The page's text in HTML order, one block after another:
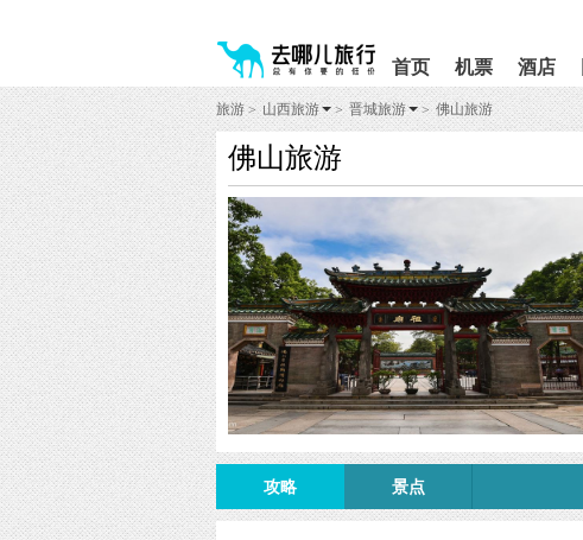
入
去
哪
网
智
能
导
盲
语
音
引
导
模
式
您
进
入
站
导
航
区,
本
区
域
含
个
模
块,
按
下
浏
首页 机票 酒店
您
离
开
站
导
航
区
旅游 > 山西旅游 > 晋城旅游 > 佛山旅游
佛山旅游
攻略 景点